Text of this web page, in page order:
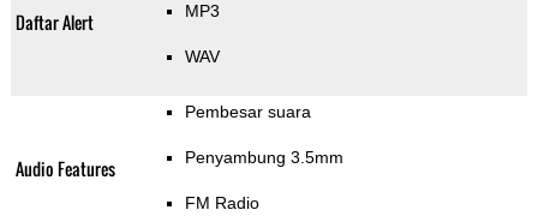
Daftar Alert MP3
WAV
Audio Features
Pembesar suara
Penyambung 3.5mm
FM Radio